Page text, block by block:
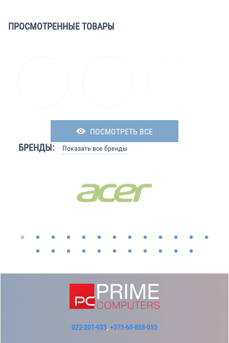
ПРОСМОТРЕННЫЕ ТОВАРЫ
ПОСМОТРЕТЬ ВСЕ
БРЕНДЫ: Показать все бренды
022-201-933, +373-68-888-055